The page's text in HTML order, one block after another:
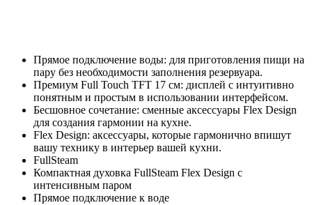
Прямое подключение воды: для приготовления пищи на
пару без необходимости заполнения резервуара.
Премиум Full Touch TFT 17 см: дисплей с интуитивно
понятным и простым в использовании интерфейсом.
Бесшовное сочетание: сменные аксессуары Flex Design
для создания гармонии на кухне.
Flex Design: аксессуары, которые гармонично впишут
вашу технику в интерьер вашей кухни.
FullSteam
Компактная духовка FullSteam Flex Design с
интенсивным паром
Прямое подключение к воде